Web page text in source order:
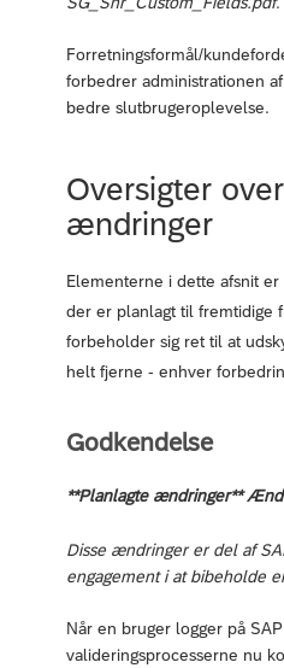
Forretningsformål/
forbedrer administrationen
bedre slutbrugeroplevelse.
Oversigter
ændringer
Elementerne i dette afsnit
der er planlagt til fremtidige
forbeholder sig ret til at
helt fjerne - enhver
Godkendelse
**Planlagte ændringer**
Disse ændringer er del af
engagement i at bibeholde
Når en bruger logger på
valideringsprocesserne nu